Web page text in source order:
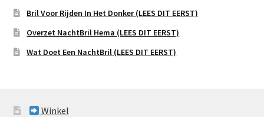
Bril Voor Rijden In Het Donker (LEES DIT EERST)
Overzet NachtBril Hema (LEES DIT EERST)
Wat Doet Een NachtBril (LEES DIT EERST)
Winkel